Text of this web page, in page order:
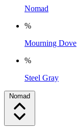
Nomad
%
Mourning Dove
%
Steel Gray
Nomad